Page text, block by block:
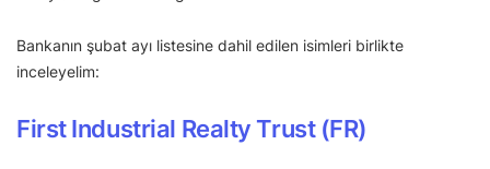
Bankanın şubat ayı listesine dahil edilen isimleri birlikte
inceleyelim:
First Industrial Realty Trust (FR)